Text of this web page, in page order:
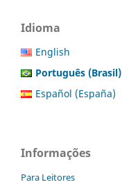
Idioma
English
Português (Brasil)
Español (España)
Informações
Para Leitores